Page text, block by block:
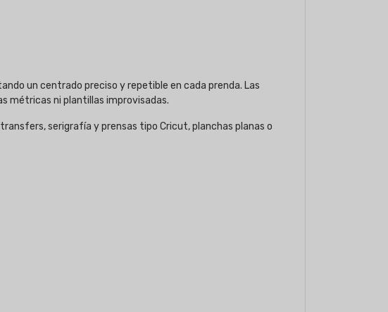
un centrado preciso y repetible en cada prenda. Las
métricas ni plantillas improvisadas.
serigrafía y prensas tipo Cricut, planchas planas o